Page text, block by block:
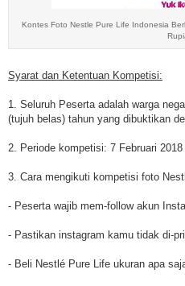
Kontes Foto Nestle Pure Life Indonesia
Syarat dan Ketentuan Kompetisi:
1. Seluruh Peserta adalah warga
(tujuh belas) tahun yang dibuktikan
2. Periode kompetisi: 7 Februari
3. Cara mengikuti kompetisi foto
- Peserta wajib mem-follow akun
- Pastikan instagram kamu tidak di-
- Beli Nestlé Pure Life ukuran apa